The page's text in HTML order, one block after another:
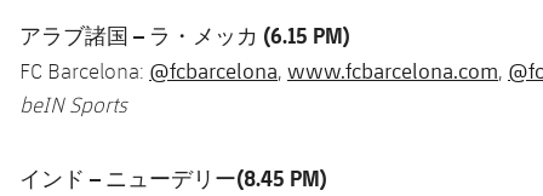
アラブ諸国 – ラ・メッカ (6.15 PM)
FC Barcelona: @fcbarcelona, www.fcbarcelona.com,
beIN Sports
インド – ニューデリー(8.45 PM)